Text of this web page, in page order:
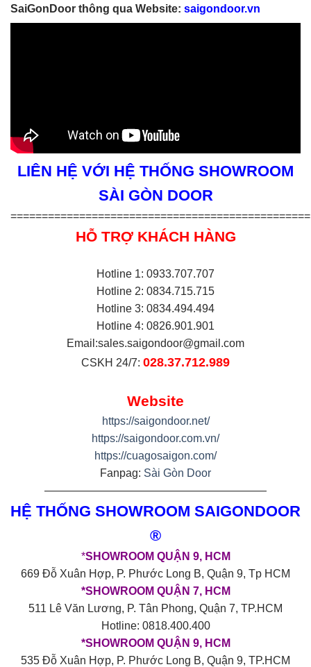
SaiGonDoor thông qua Website: saigondoor.vn
LIÊN HỆ VỚI HỆ THỐNG SHOWROOM
SÀI GÒN DOOR
================================================
HỖ TRỢ KHÁCH HÀNG
Hotline 1: 0933.707.707
Hotline 2: 0834.715.715
Hotline 3: 0834.494.494
Hotline 4: 0826.901.901
Email:sales.saigondoor@gmail.com
CSKH 24/7: 028.37.712.989
Website
https://saigondoor.net/
https://saigondoor.com.vn/
https://cuagosaigon.com/
Fanpag: Sài Gòn Door
————————————————————
HỆ THỐNG SHOWROOM SAIGONDOOR
®
*SHOWROOM QUẬN 9, HCM
669 Đỗ Xuân Hợp, P. Phước Long B, Quận 9, Tp HCM
*SHOWROOM QUẬN 7, HCM
511 Lê Văn Lương, P. Tân Phong, Quận 7, TP.HCM
Hotline: 0818.400.400
*SHOWROOM QUẬN 9, HCM
535 Đỗ Xuân Hợp, P. Phước Long B, Quận 9, TP.HCM